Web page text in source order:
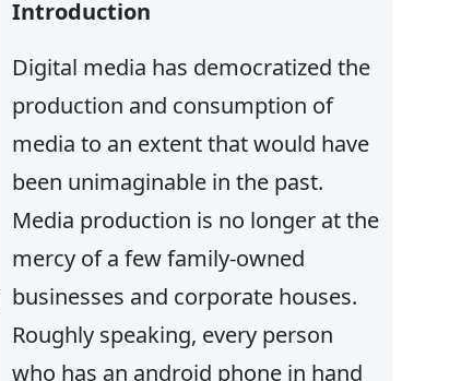
h
Introduction
Digital media has democratized the
production and consumption of
media to an extent that would have
been unimaginable in the past.
Media production is no longer at the
mercy of a few family-owned
businesses and corporate houses.
Roughly speaking, every person
who has an android phone in hand